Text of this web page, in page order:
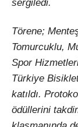
sergiledi.
Törene;
Tomurcuklu,
Spor
Türkiye
katıldı.
ödüllerini